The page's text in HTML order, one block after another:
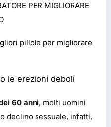
PER MIGLIORARE
pillole per migliorare
le erezioni deboli
60 anni, molti uomini
declino sessuale, infatti,